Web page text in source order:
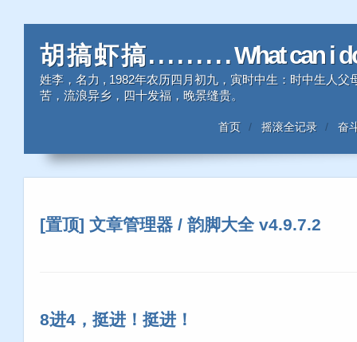
胡 搞 虾 搞 . . . . . . . . . What can i
姓李，名力 , 1982年农历四月初九，寅时中生：时中生人
苦，流浪异乡，四十发福，晚景缝贵。
首页 摇滚全记录 奋
[置顶] 文章管理器 / 韵脚大全 v4.9.7.2
8进4，挺进！挺进！